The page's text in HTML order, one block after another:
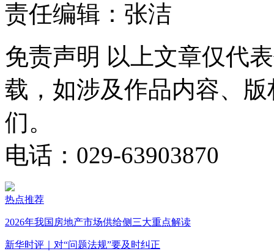
责任编辑：张洁
免责声明 以上文章仅代
载，如涉及作品内容、
们。
电话：029-63903870
热点推荐
2026年我国房地产市场供给侧三大重点解读
新华时评｜对“问题法规”要及时纠正